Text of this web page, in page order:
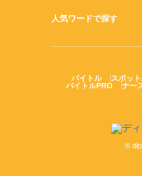
人気ワードで探す
バイトル スポッ
バイトルPRO
ナー
©